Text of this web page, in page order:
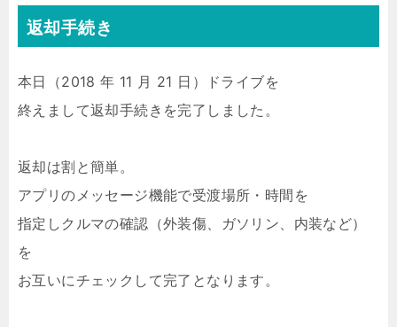
返却手続き
本日（2018 年 11 月 21 日）ドライブを
終えまして返却手続きを完了しました。
返却は割と簡単。
アプリのメッセージ機能で受渡場所・時間を
指定しクルマの確認（外装傷、ガソリン、内装など）
を
お互いにチェックして完了となります。